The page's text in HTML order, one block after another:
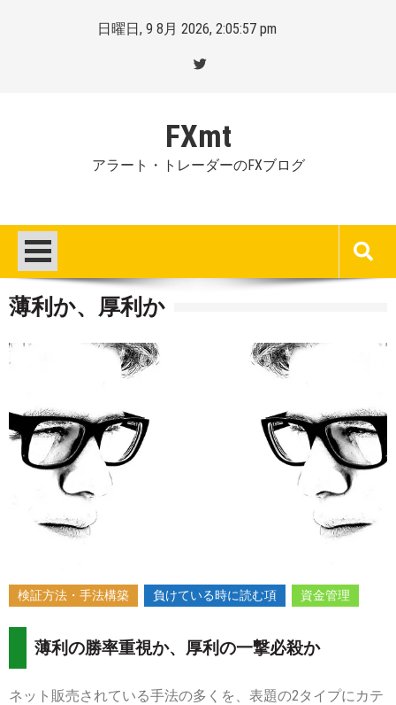
日曜日, 9 8月 2026, 2:05:58 pm
FXmt
アラート・トレーダーのFXブログ
薄利か、厚利か
Posted
2019-
12-
検証方法・手法構築 負けている時に読む項 資金管理
薄利の勝率重視か、厚利の一撃必殺か
ネット販売されている手法の多くを、表題の2タイプにカテ